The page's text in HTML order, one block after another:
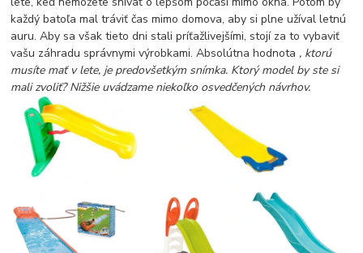
L.O.L. Surprise zberateľské figúrky
L.O.L. OMG L.O.L. OMG Bábiky
každý batoľa mal tráviť čas mimo domova, aby si plne užíval letnú
auru. Aby sa však tieto dni stali príťažlivejšími, stojí za to vybaviť
vašu záhradu správnymi výrobkami. Absolútna hodnota , ktorú
musíte mať v lete, je predovšetkým snímka. Ktorý model by ste si
mali zvoliť? Nižšie uvádzame niekoľko osvedčených návrhov.